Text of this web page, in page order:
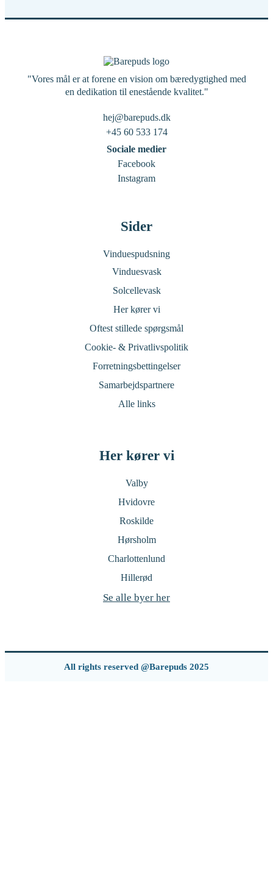
"Vores mål er at forene en vision om bæredygtighed med
en dedikation til enestående kvalitet."
hej@barepuds.dk
+45 60 533 174
Sociale medier
Facebook
Instagram
Sider
Vinduespudsning
Vinduesvask
Solcellevask
Her kører vi
Oftest stillede spørgsmål
Cookie- & Privatlivspolitik
Forretningsbettingelser
Samarbejdspartnere
Alle links
Her kører vi
Valby
Hvidovre
Roskilde
Hørsholm
Charlottenlund
Hillerød
Se alle byer her
All rights reserved @Barepuds 2025